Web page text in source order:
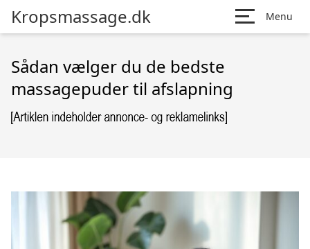
Kropsmassage.dk Menu
Sådan vælger du de bedste
massagepuder til afslapning